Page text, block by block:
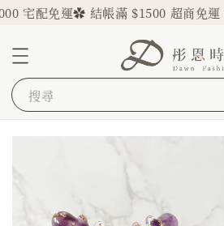
配免運✿ 結帳滿 $1500 超商免運 ✿
搜尋